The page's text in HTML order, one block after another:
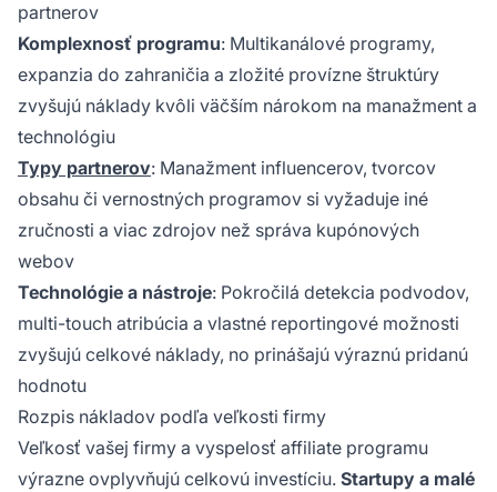
partnerov
Komplexnosť programu: Multikanálové programy,
expanzia do zahraničia a zložité provízne štruktúry
zvyšujú náklady kvôli väčším nárokom na manažment a
technológiu
Typy partnerov: Manažment influencerov, tvorcov
obsahu či vernostných programov si vyžaduje iné
zručnosti a viac zdrojov než správa kupónových
webov
Technológie a nástroje: Pokročilá detekcia podvodov,
multi-touch atribúcia a vlastné reportingové možnosti
zvyšujú celkové náklady, no prinášajú výraznú pridanú
hodnotu
Rozpis nákladov podľa veľkosti firmy
Veľkosť vašej firmy a vyspelosť affiliate programu
výrazne ovplyvňujú celkovú investíciu. Startupy a malé